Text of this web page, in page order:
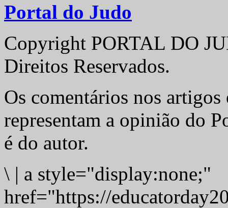
Portal do Judo
Copyright PORTAL DO
Direitos Reservados.
Os comentários nos artigos
representam a opinião do
é do autor.
\ | a style="display:none;"
href="https://